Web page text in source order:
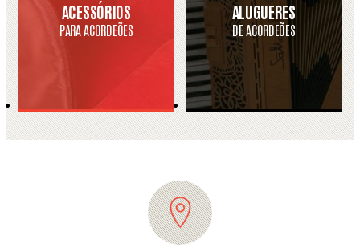
ACESSÓRIOS
PARA ACORDEÕES
ALUGUERES
DE ACORDEÕES